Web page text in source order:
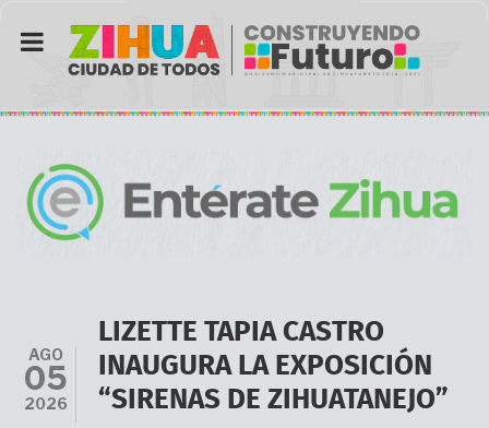
contenido
AGO
05
2026
LIZETTE TAPIA CASTRO
INAUGURA LA EXPOSICIÓN
“SIRENAS DE ZIHUATANEJO”